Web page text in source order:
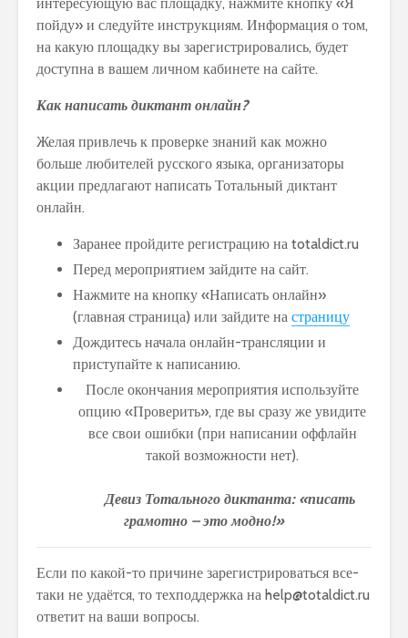
пойду» и следуйте инструкциям. Информация о том,
на какую площадку вы зарегистрировались, будет
доступна в вашем личном кабинете на сайте.
Как написать диктант онлайн?
Желая привлечь к проверке знаний как можно
больше любителей русского языка, организаторы
акции предлагают написать Тотальный диктант
онлайн.
Заранее пройдите регистрацию на totaldict.ru
Перед мероприятием зайдите на сайт.
Нажмите на кнопку «Написать онлайн»
(главная страница) или зайдите на страницу
Дождитесь начала онлайн-трансляции и
приступайте к написанию.
После окончания мероприятия используйте
опцию «Проверить», где вы сразу же увидите
все свои ошибки (при написании оффлайн
такой возможности нет).
Девиз Тотального диктанта: «писать
грамотно – это модно!»
Если по какой-то причине зарегистрироваться все-
таки не удаётся, то техподдержка на help@totaldict.ru
ответит на ваши вопросы.